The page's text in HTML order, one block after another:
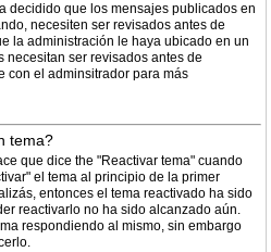
decidido que los mensajes publicados en
necesiten ser revisados antes de
la administración le haya ubicado en un
necesitan ser revisados antes de
con el adminsitrador para más
tema?
que dice the "Reactivar tema" cuando
el tema al principio de la primer
entonces el tema reactivado ha sido
reactivarlo no ha sido alcanzado aún.
respondiendo al mismo, sin embargo